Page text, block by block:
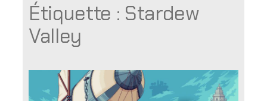
Étiquette : Stardew
Valley